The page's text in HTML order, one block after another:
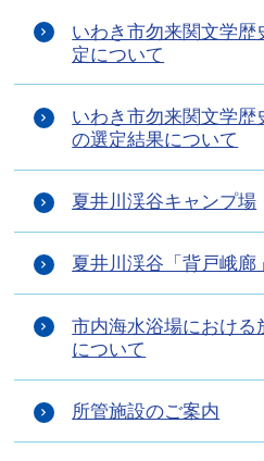
いわき市勿来関文学
定について
いわき市勿来関文学
の選定結果について
夏井川渓谷キャンプ場
夏井川渓谷「背戸峨廊
市内海水浴場における
について
所管施設のご案内